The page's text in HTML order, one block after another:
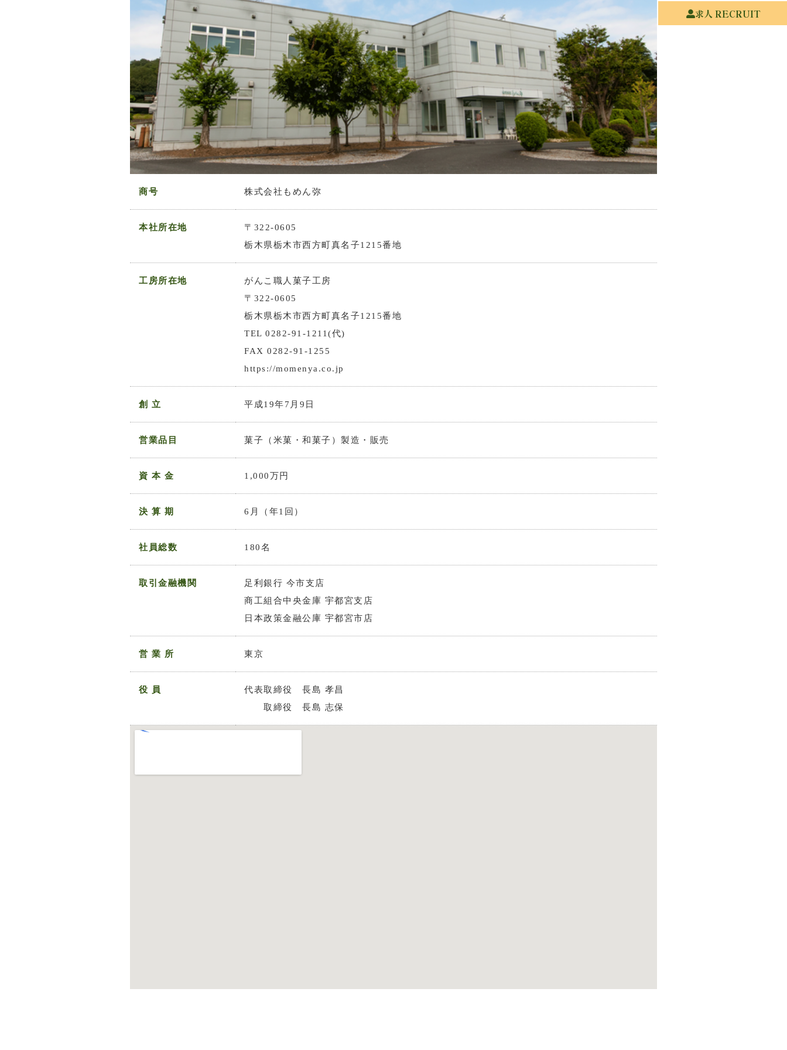
求人 RECRUIT
商号 株式会社もめん弥
本社所在地
〒322-0605
栃木県栃木市西方町真名子1215番地
工房所在地
がんこ職人菓子工房
〒322-0605
栃木県栃木市西方町真名子1215番地
TEL 0282-91-1211(代)
FAX 0282-91-1255
https://momenya.co.jp
創 立 平成19年7月9日
営業品目 菓子（米菓・和菓子）製造・販売
資 本 金 1,000万円
決 算 期 6月（年1回）
社員総数 180名
取引金融機関
足利銀行 今市支店
商工組合中央金庫 宇都宮支店
日本政策金融公庫 宇都宮市店
営 業 所 東京
役 員
代表取締役 長島 孝昌
取締役 長島 志保